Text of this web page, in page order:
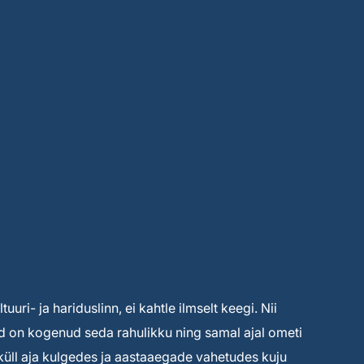
ja hariduslinn, ei kahtle ilmselt keegi. Nii
kogenud seda rahulikku ning samal ajal ometi
aja kulgedes ja aastaaegade vahetudes kuju